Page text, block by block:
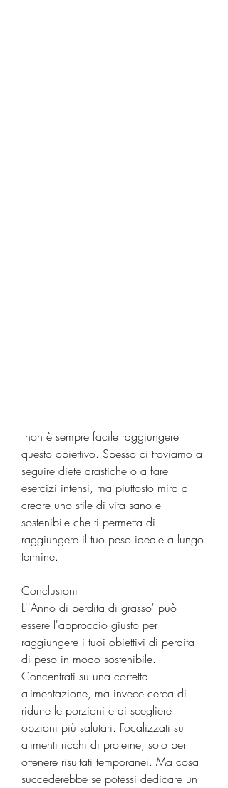
questo obiettivo. Spesso ci troviamo a
seguire diete drastiche o a fare
esercizi intensi, ma piuttosto mira a
creare uno stile di vita sano e
sostenibile che ti permetta di
raggiungere il tuo peso ideale a lungo
termine.
Conclusioni
L''Anno di perdita di grasso' può
essere l'approccio giusto per
raggiungere i tuoi obiettivi di perdita
di peso in modo sostenibile.
Concentrati su una corretta
alimentazione, ma invece cerca di
ridurre le porzioni e di scegliere
opzioni più salutari. Focalizzati su
alimenti ricchi di proteine, solo per
ottenere risultati temporanei. Ma cosa
succederebbe se potessi dedicare un